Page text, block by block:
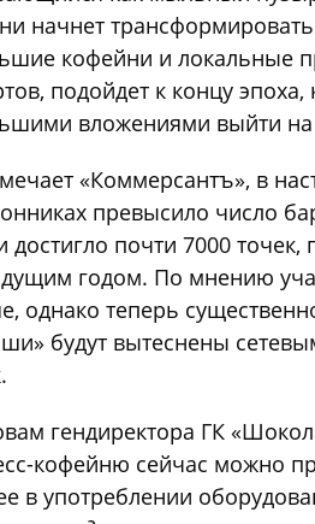
начнет
кофейни и локальные
подойдет к концу
вложениями выйти на
«Коммерсантъ», в
превысило число
достигло почти 7000
годом. По мнению
однако теперь
будут вытеснены
гендиректора ГК
кофейню сейчас можно
в употреблении